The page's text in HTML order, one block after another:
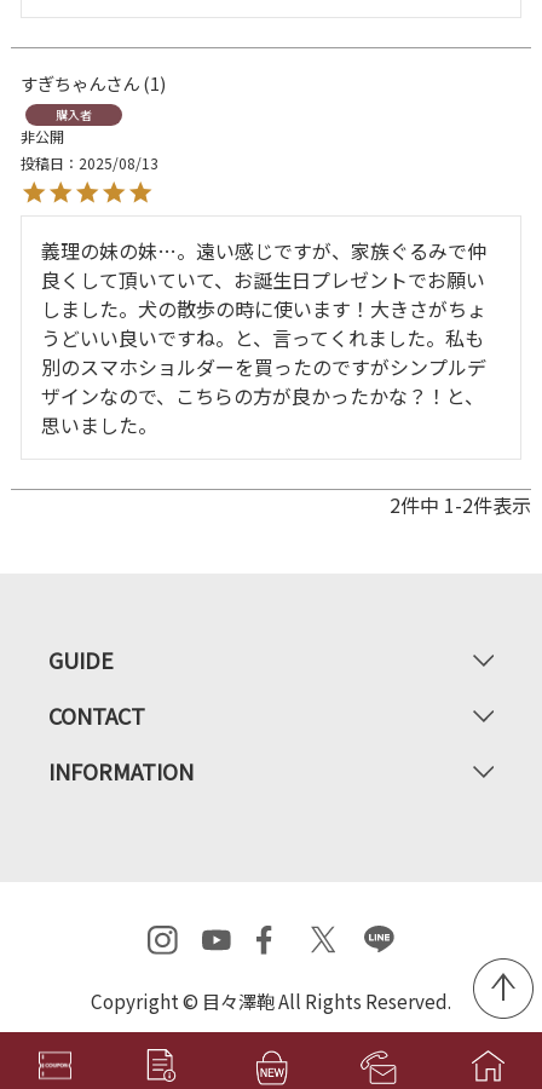
すぎちゃん 1
購入者
非公開
投稿日
2025/08/13
義理の妹の妹…。遠い感じですが、家族ぐるみで仲
良くして頂いていて、お誕生日プレゼントでお願い
しました。犬の散歩の時に使います！大きさがちょ
うどいい良いですね。と、言ってくれました。私も
別のスマホショルダーを買ったのですがシンプルデ
ザインなので、こちらの方が良かったかな？！と、
思いました。
2件中 1-2件表示
GUIDE
CONTACT
INFORMATION
Copyright © 目々澤鞄 All Rights Reserved.